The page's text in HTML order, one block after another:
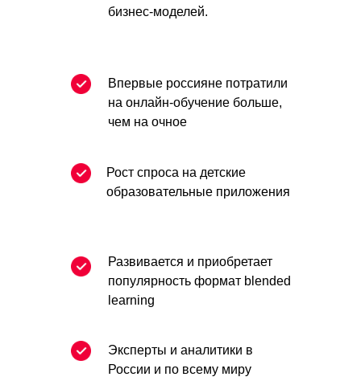
бизнес-моделей.
Впервые россияне потратили
на онлайн-обучение больше,
чем на очное
Рост спроса на детские
образовательные приложения
Развивается и приобретает
популярность формат blended
learning
Эксперты и аналитики в
России и по всему миру